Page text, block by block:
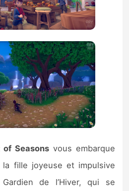
Seasonsvous embarque
la fille joyeuse et impulsive
de l’Hiver, qui se